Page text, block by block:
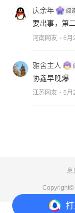
庆余年
要出事，第
河南网友 6月
雅舍主人
协鑫早晚爆
江苏网友 6月
意
Copyright©